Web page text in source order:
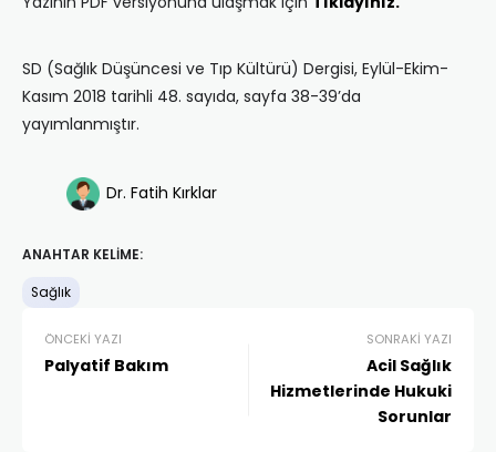
SD (Sağlık Düşüncesi ve Tıp Kültürü) Dergisi, Eylül-Ekim-
Kasım 2018 tarihli 48. sayıda, sayfa 38-39’da
yayımlanmıştır.
Dr. Fatih Kırklar
ANAHTAR KELIME:
Sağlık
ÖNCEKI YAZI
Palyatif Bakım
SONRAKI YAZI
Acil Sağlık
Hizmetlerinde Hukuki
Sorunlar